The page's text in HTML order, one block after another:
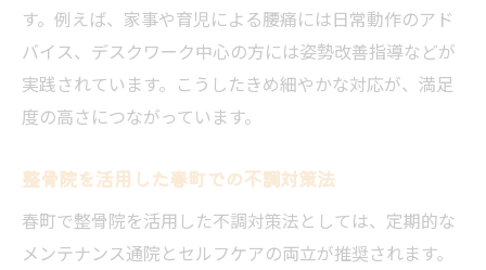
す。例えば、家事や育児による腰痛には日常動作のアド
バイス、デスクワーク中心の方には姿勢改善指導などが
実践されています。こうしたきめ細やかな対応が、満足
度の高さにつながっています。
整骨院を活用した春町での不調対策法
春町で整骨院を活用した不調対策法としては、定期的な
メンテナンス通院とセルフケアの両立が推奨されます。